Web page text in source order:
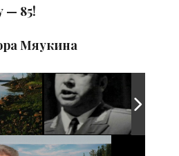
— 85!
Мяукина